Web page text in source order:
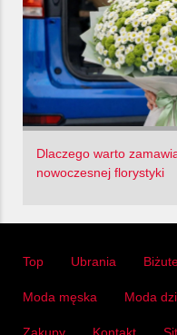
Dlaczego warto
nowoczesnej florystyki
Top Ubrania
Moda męska Moda